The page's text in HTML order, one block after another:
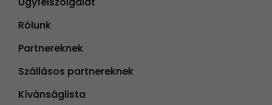
Rólunk
Partnereknek
Szállásos partnereknek
Kívánságlista